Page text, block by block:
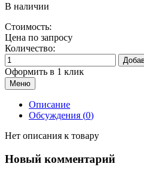
В наличии
Стоимость:
Цена по запросу
Количество:
Оформить в 1 клик
Меню
Описание
Обсуждения (0)
Нет описания к товару
Новый комментарий